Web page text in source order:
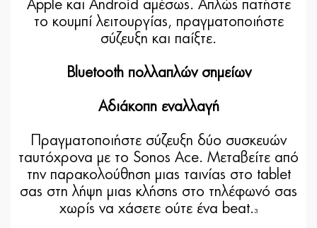
Apple και Android αμέσως. Απλώς πατήστε
το κουμπί λειτουργίας, πραγματοποιήστε
σύζευξη και παίξτε.
Bluetooth πολλαπλών σημείων
Αδιάκοπη εναλλαγή
Πραγματοποιήστε σύζευξη δύο συσκευών
ταυτόχρονα με το Sonos Ace. Μεταβείτε από
την παρακολούθηση μιας ταινίας στο tablet
σας στη λήψη μιας κλήσης στο τηλέφωνό σας
χωρίς να χάσετε ούτε ένα beat. 3